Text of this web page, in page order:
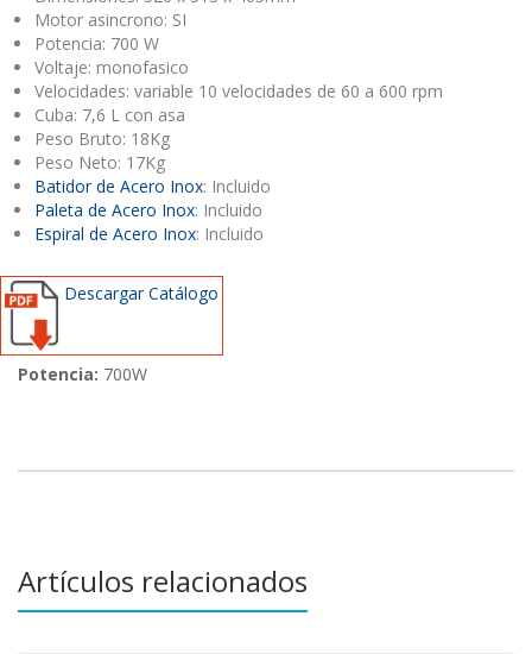
Motor asincrono: SI
Potencia: 700 W
Voltaje: monofasico
Velocidades: variable 10 velocidades de 60 a 600 rpm
Cuba: 7,6 L con asa
Peso Bruto: 18Kg
Peso Neto: 17Kg
Batidor de Acero Inox: Incluido
Paleta de Acero Inox: Incluido
Espiral de Acero Inox: Incluido
Descargar Catálogo
Potencia: 700W
Artículos relacionados